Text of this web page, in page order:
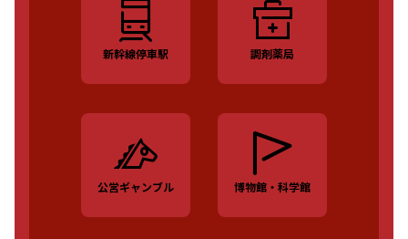
新幹線停車駅 調剤薬局
公営ギャンブル 博物館・科学館